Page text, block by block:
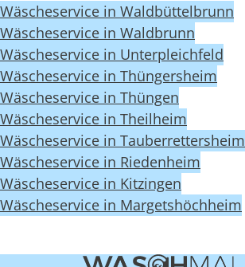
Wäscheservice in Waldbüttelbrunn
Wäscheservice in Waldbrunn
Wäscheservice in Unterpleichfeld
Wäscheservice in Thüngersheim
Wäscheservice in Thüngen
Wäscheservice in Theilheim
Wäscheservice in Tauberrettersheim
Wäscheservice in Riedenheim
Wäscheservice in Kitzingen
Wäscheservice in Margetshöchheim